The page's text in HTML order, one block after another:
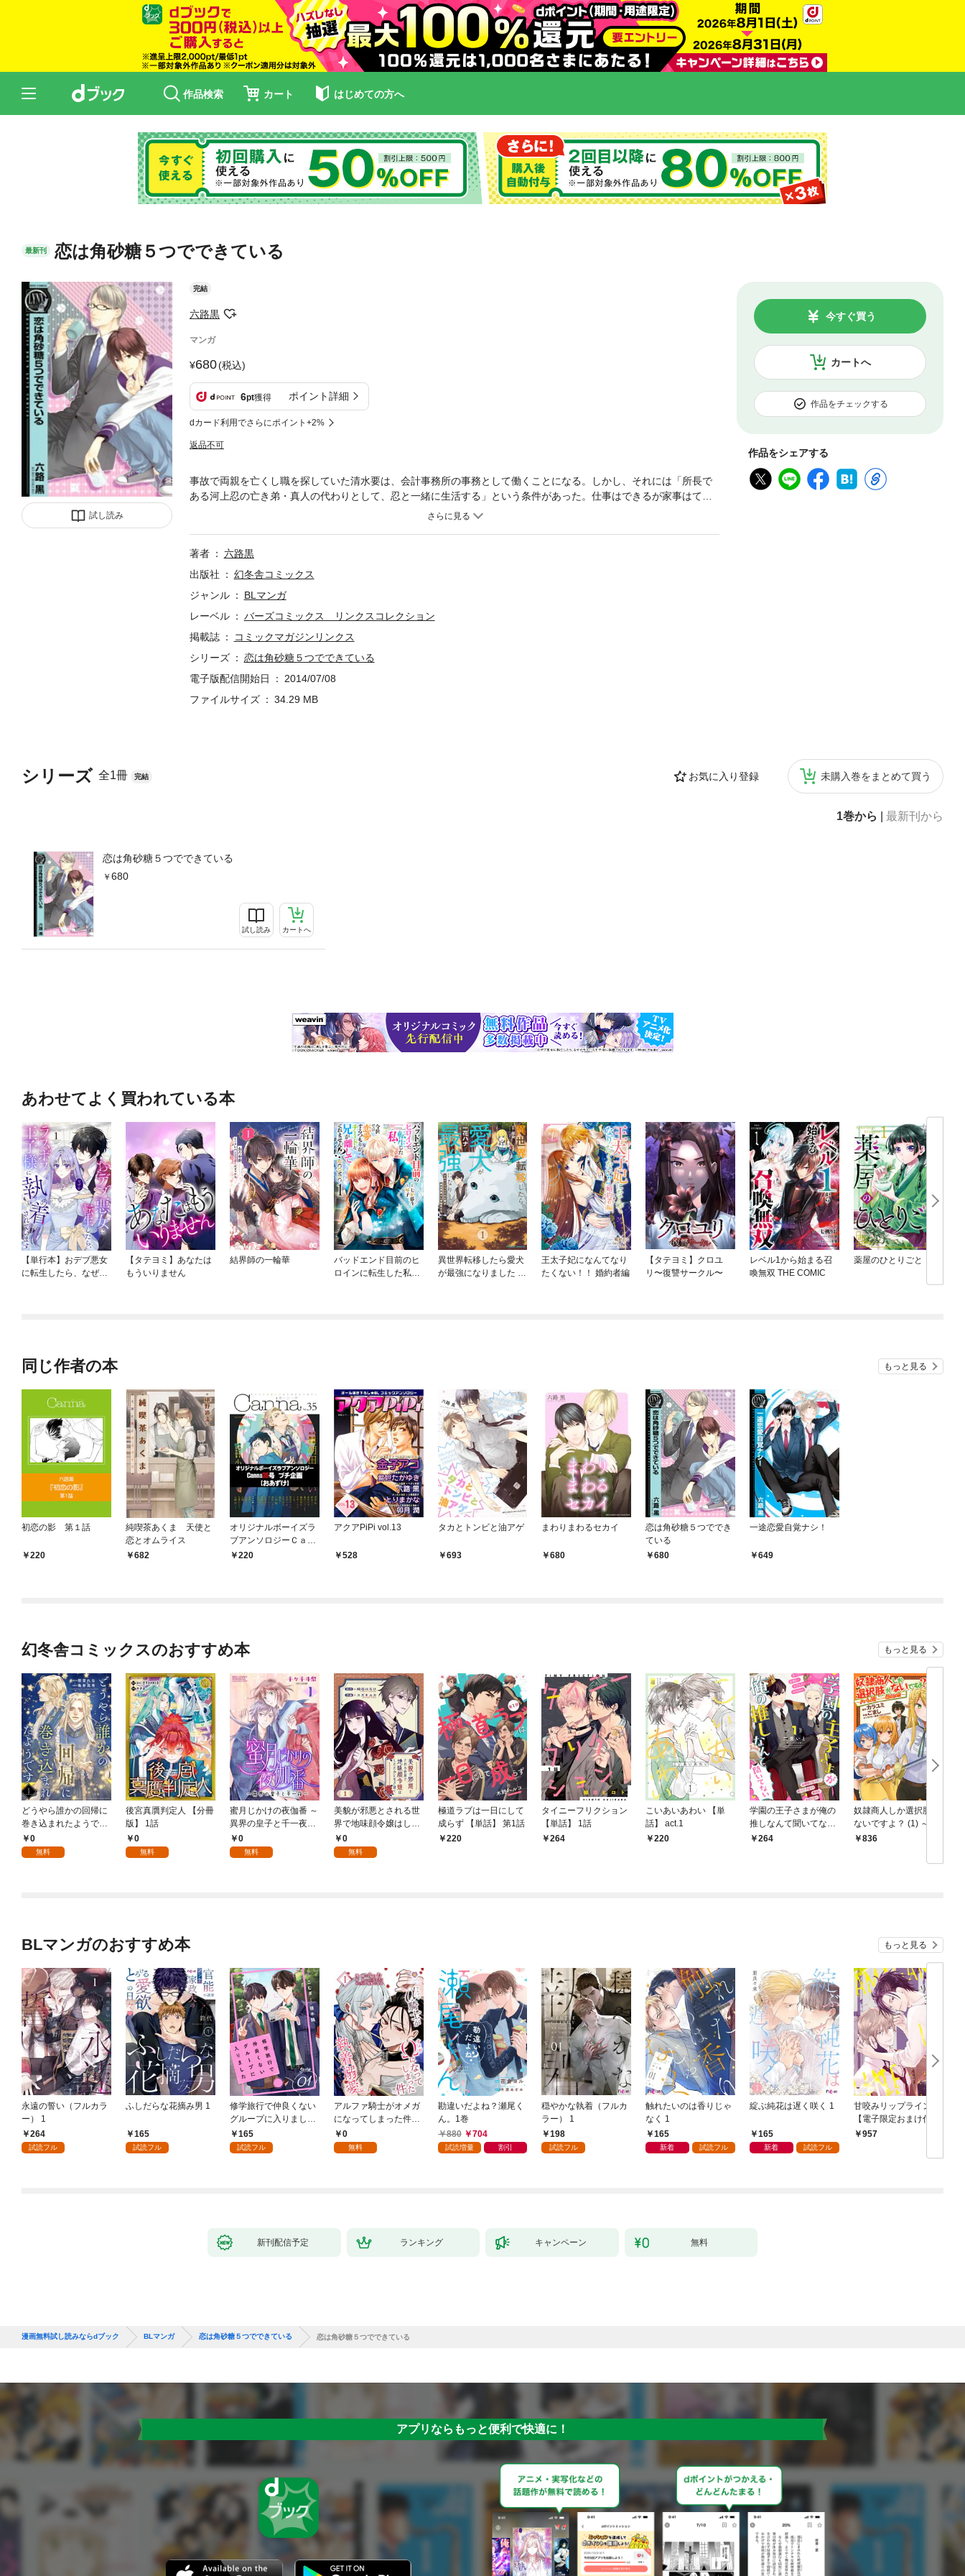
作品検索 カート はじめての方へ
最新刊 恋は角砂糖５つでできている
試し読み
完結
六路黒
マンガ
680(税込)
6pt獲得 ポイント詳細
dカード利用でさらにポイント+2%
返品不可
カートへ
今すぐ買う
作品をチェックする
作品をシェアする
シリーズ 全1冊 完結 お気に入り登録 未購入巻をまとめて買う
1巻から 最新刊から
恋は角砂糖５つでできている
680
試し読み カートへ
事故で両親を亡くし職を探していた清水要は、会計事務所の事務として働くことになる。しかし、それには「所長で
ある河上忍の亡き弟・真人の代わりとして、忍と一緒に生活する」という条件があった。仕事はできるが家事はてん
で駄目な忍の世話を焼くうちに心惹かれていく要だったが、忍がかつて真人に恋をしていたと偶然知り！？
著者
六路黒
出版社
幻冬舎コミックス
ジャンル
BLマンガ
レーベル
バーズコミックス リンクスコレクション
掲載誌
コミックマガジンリンクス
シリーズ
恋は角砂糖５つでできている
電子版配信開始日
2014/07/08
ファイルサイズ
34.29 MB
あわせてよく買われている本
【単行本】おデブ悪女
に転生したら、なぜか
【タテヨミ】あなたは
もういりません
結界師の一輪華
バッドエンド目前のヒ
ロインに転生した私、
異世界転移したら愛犬
が最強になりました ～
王太子妃になんてなり
たくない！！ 婚約者編
【タテヨミ】クロユ
リ〜復讐サークル〜
レベル1から始まる召
喚無双 THE COMIC
薬屋のひとりごと
同じ作者の本 もっと見る
初恋の影 第１話
220
純喫茶あくま 天使と
恋とオムライス
682
オリジナルボーイズラ
ブアンソロジーＣａｎ
ｎａ ３５号プチ企画
220
アクアPiPi vol.13
528
タカとトンビと油アゲ
693
まわりまわるセカイ
680
恋は角砂糖５つででき
ている
680
一途恋愛自覚ナシ！
649
幻冬舎コミックスのおすすめ本 もっと見る
どうやら誰かの回帰に
巻き込まれたようです
【分冊版】 1話
0
無料
後宮真贋判定人 【分冊
版】 1話
0
無料
蜜月じかけの夜伽番 ～
異界の皇子と千一夜～
【分冊版】 1話
0
無料
美貌が邪悪とされる世
界で地味顔令嬢はした
たかに生き抜く 【分冊
版】 1話
0
無料
極道ラブは一日にして
成らず 【単話】 第1話
220
タイニーフリクション
【単話】 1話
264
こいあいあわい 【単
話】 act.1
220
学園の王子さまが俺の
推しなんて聞いてない
【単話】 1話
264
奴隷商人しか選択肢が
ないですよ？ (1) ～ハ
ーレム？なにそれおい
836
BLマンガのおすすめ本 もっと見る
永遠の誓い（フルカラ
ー） 1
264
試読フル
ふしだらな花摘み男 1
165
試読フル
修学旅行で仲良くない
グループに入りました
【単話版】1巻
165
試読フル
アルファ騎士がオメガ
になってしまった件～
最強α騎士団長の俺
が、世話焼きα部下か
0
無料
勘違いだよね？瀬尾く
ん。1巻
880
704
試読増量 割引
穏やかな執着（フルカ
ラー） 1
198
試読フル
触れたいのは香りじゃ
なく 1
165
新着 試読フル
綻ぶ純花は遅く咲く 1
165
新着 試読フル
甘咬みリップライン
【電子限定おまけ付
き】957
新刊配信予定 ランキング キャンペーン 無料
漫画無料試し読みならdブック BLマンガ 恋は角砂糖５つでできている 恋は角砂糖５つでできている
アプリならもっと便利で快適に！